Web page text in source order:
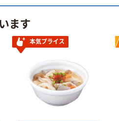
ます
本気プライス